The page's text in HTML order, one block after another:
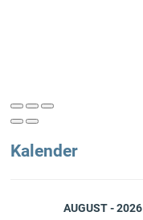
Kalender
AUGUST - 2026